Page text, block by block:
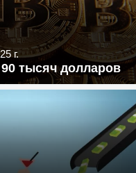
г.
тысяч долларов